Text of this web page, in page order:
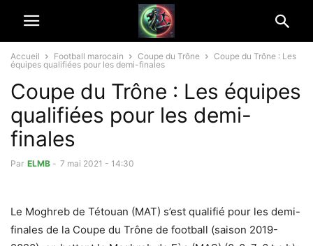
Accueil Football marocain Coupe du Trône
Coupe du Trône : Les
équipes qualifiées pour les demi-finales
Coupe du Trône : Les équipes
qualifiées pour les demi-
finales
Par ELMB - 7 mai 2021 - 14:30
Le Moghreb de Tétouan (MAT) s’est qualifié pour les demi-
finales de la Coupe du Trône de football (saison 2019-